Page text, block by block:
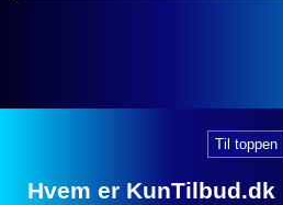
Til toppen
Hvem er KunTilbud.dk